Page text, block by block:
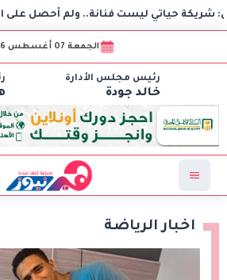
ليست فنانة.. ولم أحصل على الجنسية
الجمعة 07 أغسطس 2026
رئيس مجلس الأدارة
خالد جودة
اخبار الرياضة